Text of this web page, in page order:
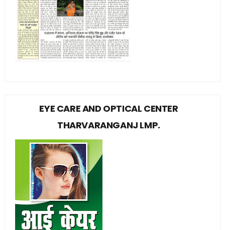
EYE CARE AND OPTICAL CENTER
THARVARANGANJ LMP.